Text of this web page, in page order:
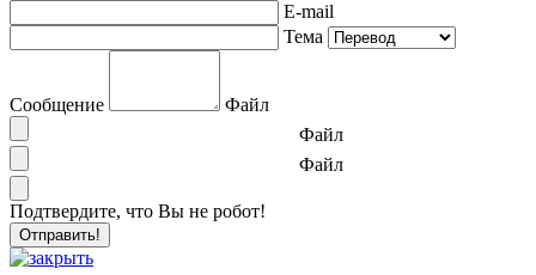
E-mail
Тема
Сообщение
Файл
Файл
Файл
Подтвердите, что Вы не робот!